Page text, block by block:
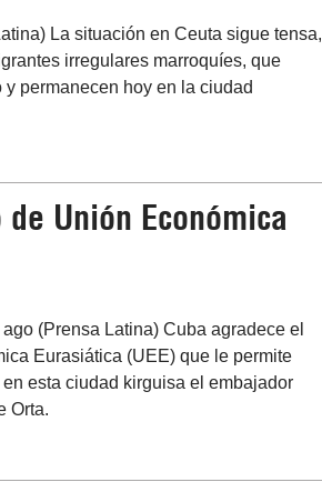
La situación en Ceuta sigue tensa,
irregulares marroquíes, que
permanecen hoy en la ciudad
Unión Económica
(Prensa Latina) Cuba agradece el
Eurasiática (UEE) que le permite
esta ciudad kirguisa el embajador
Orta.